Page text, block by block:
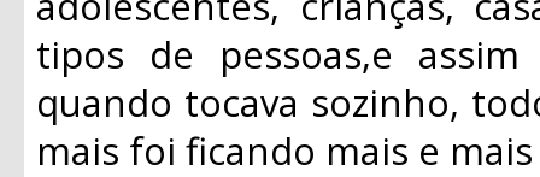
tipos de pessoas,e
quando tocava sozinho,
mais foi ficando mais e